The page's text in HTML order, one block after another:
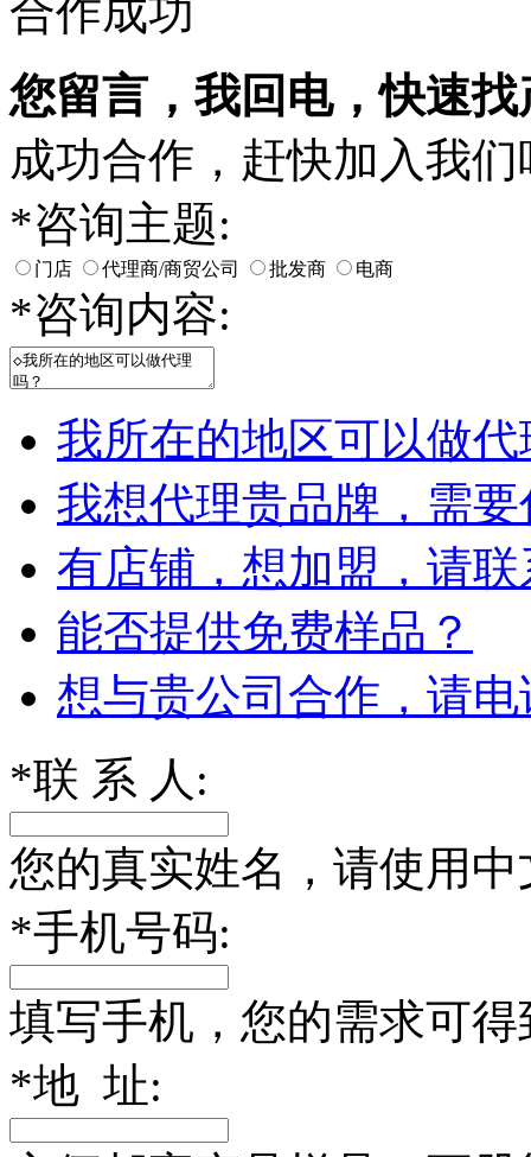
合作成功
您留言，我回电，快速找
成功合作，赶快加入我们
*咨询主题:
门店 代理商/商贸公司 批发商 电商
*咨询内容:
我所在的地区可以做
我想代理贵品牌，需
有店铺，想加盟，请
能否提供免费样品？
想与贵公司合作，请
*联 系 人:
您的真实姓名，请使用中
*手机号码:
填写手机，您的需求可
*地 址: